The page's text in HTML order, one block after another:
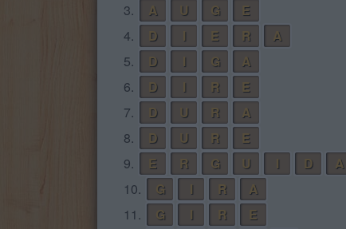
3.
A U G
E
4.
D E R
A
5.
D G
A
6.
D R
E
7.
D U R
A
8.
D U R
E
9.
E R G U D
A
10.
G R
A
11.
G R
E